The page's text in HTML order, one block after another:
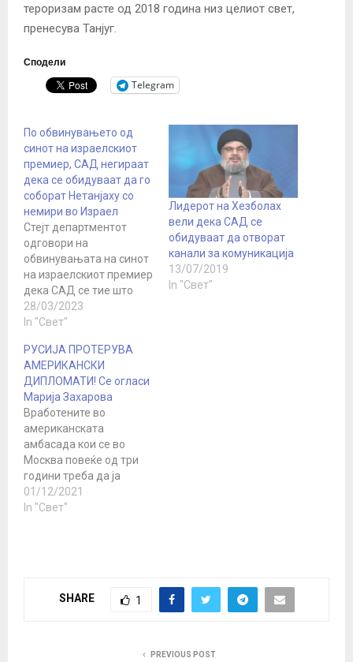
тероризам расте од 2018 година низ целиот свет,
пренесува Танјуг.
Сподели
Telegram
По обвинувањето од
синот на израелскиот
премиер, САД негираат
дека се обидуваат да го
соборат Нетанјаху со
немири во Израел
Стејт департментот
одговори на
обвинувањата на синот
на израелскиот премиер
дека САД се тие што
предизвикале немири
во земјата за да го
татко. Американските
власти тоа го нарекоа
лага. Сепак, Newsweek
цитираше висок
израелски функционер
дека Американците
претходно
интервенирале во
внатрешните работи на
неговата земја.
Приказната за
28/03/2023
In "Свет"
Лидерот на Хезболах
вели дека САД се
обидуваат да отворат
канали за комуникација
13/07/2019
In "Свет"
РУСИЈА ПРОТЕРУВА
АМЕРИКАНСКИ
ДИПЛОМАТИ! Се огласи
Марија Захарова
Вработените во
американската
амбасада кои се во
Москва повеќе од три
години треба да ја
напуштат Русија до 31
јануари 2022 година,
Официјален Вашингтон
01/12/2021
In "Свет"
SHARE 1
PREVIOUS POST